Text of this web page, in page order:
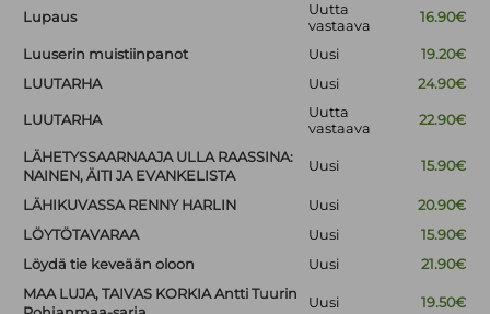
Lupaus
Uutta
vastaava
16.90€
Luuserin muistiinpanot Uusi
19.20€
LUUTARHA
Uusi 24.90€
LUUTARHA
Uutta
vastaava
22.90€
LÄHETYSSAARNAAJA ULLA RAASSINA:
NAINEN, ÄITI JA EVANKELISTA
Uusi 15.90€
LÄHIKUVASSA RENNY HARLIN Uusi
20.90€
LÖYTÖTAVARAA
Uusi
15.90€
Löydä tie keveään oloon
Uusi
21.90€
MAA LUJA, TAIVAS KORKIA Antti Tuurin
Uusi 19.50€